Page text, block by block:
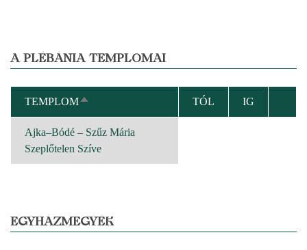
A PLÉBÁNIA TEMPLOMAI
TEMPLOMCSÖKKENŐ
RENDEZÉS
TÓL IG
Ajka–Bódé – Szűz Mária
Szeplőtelen Szíve
EGYHÁZMEGYÉK